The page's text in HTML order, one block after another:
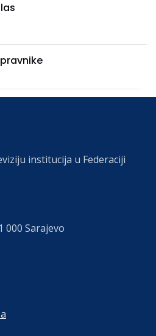
institucija u Federaciji
000 Sarajevo